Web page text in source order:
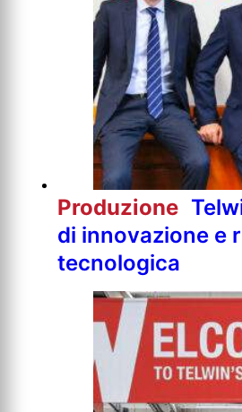
Produzione
di innovazione e
tecnologica